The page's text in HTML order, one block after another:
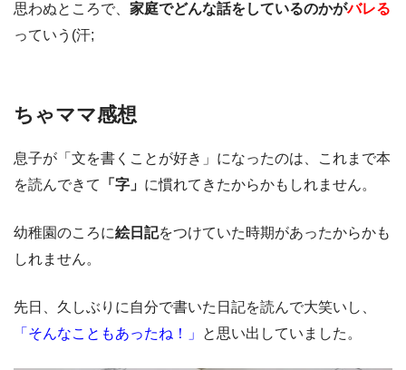
思わぬところで、 家庭でどんな話をしているのかがバレる
っていう(汗;
ちゃママ感想
息子が「文を書くことが好き」になったのは、これまで本
を読んできて
「字」 に慣れてきたからかもしれません。
幼稚園のころに絵日記をつけていた時期があったからかも
しれません。
先日、久しぶりに自分で書いた日記を読んで大笑いし、
「そんなこともあったね！」
と思い出していました。